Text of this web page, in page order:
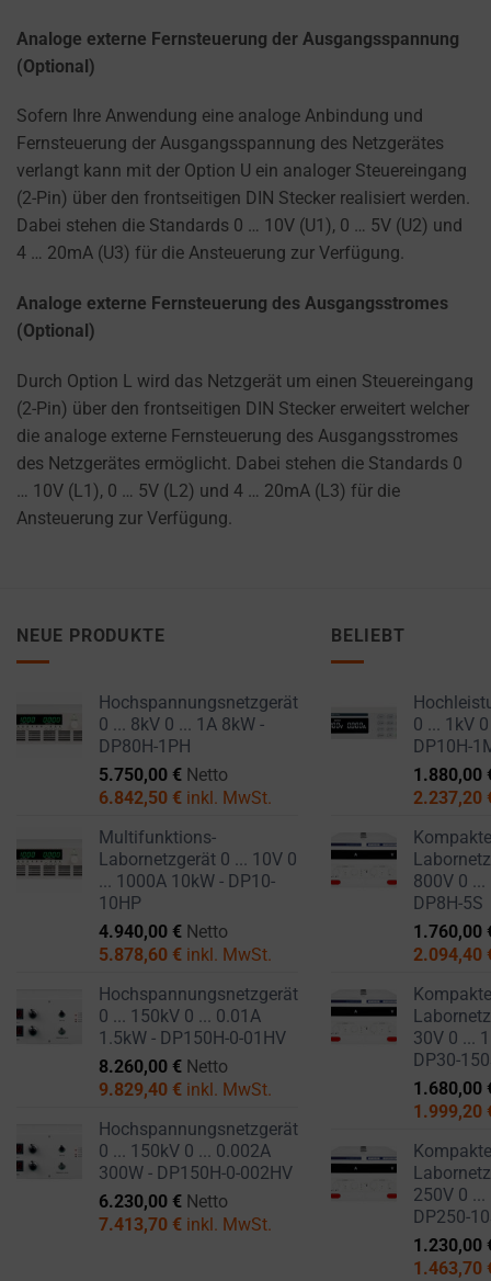
Analoge externe Fernsteuerung der Ausgangsspannung
(Optional)
Sofern Ihre Anwendung eine analoge Anbindung und
Fernsteuerung der Ausgangsspannung des Netzgerätes
verlangt kann mit der Option U ein analoger Steuereingang
(2-Pin) über den frontseitigen DIN Stecker realisiert werden.
Dabei stehen die Standards 0 … 10V (U1), 0 … 5V (U2) und
4 … 20mA (U3) für die Ansteuerung zur Verfügung.
Analoge externe Fernsteuerung des Ausgangsstromes
(Optional)
Durch Option L wird das Netzgerät um einen Steuereingang
(2-Pin) über den frontseitigen DIN Stecker erweitert welcher
die analoge externe Fernsteuerung des Ausgangsstromes
des Netzgerätes ermöglicht. Dabei stehen die Standards 0
… 10V (L1), 0 … 5V (L2) und 4 … 20mA (L3) für die
Ansteuerung zur Verfügung.
NEUE PRODUKTE
Hochspannungsnetzgerät
0 ... 8kV 0 ... 1A 8kW -
DP80H-1PH
5.750,00 € Netto
6.842,50 € inkl. MwSt.
Multifunktions-
Labornetzgerät 0 ... 10V 0
... 1000A 10kW - DP10-
10HP
4.940,00 € Netto
5.878,60 € inkl. MwSt.
Hochspannungsnetzgerät
0 ... 150kV 0 ... 0.01A
1.5kW - DP150H-0-01HV
8.260,00 € Netto
9.829,40 € inkl. MwSt.
Hochspannungsnetzgerät
0 ... 150kV 0 ... 0.002A
300W - DP150H-0-002HV
6.230,00 € Netto
7.413,70 € inkl. MwSt.
BELIEBT
0 ... 1kV
DP10H-
1.880,00
2.237,20
800V 0 ...
DP8H-5S
1.760,00
2.094,40
30V 0 ...
DP30-
1.680,00
1.999,20
250V 0 ...
DP250-
1.230,00
1.463,70